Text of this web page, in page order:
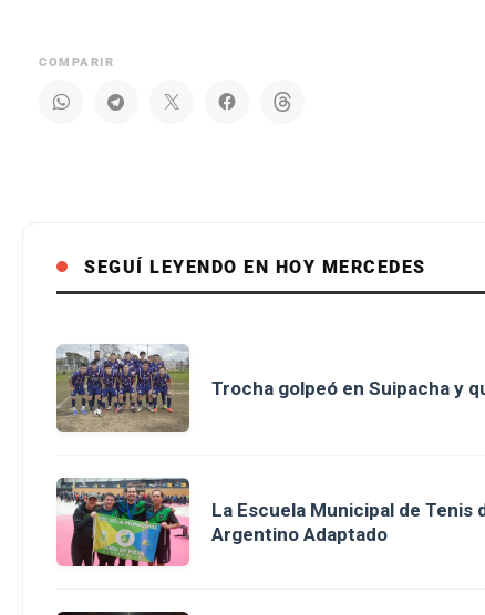
COMPARIR
SEGUÍ LEYENDO EN HOY MERCEDES
Trocha golpeó en Suipacha y
La Escuela Municipal de Tenis
Argentino Adaptado